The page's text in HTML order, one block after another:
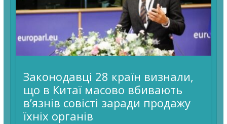
Законодавці 28 країн визнали,
що в Китаї масово вбивають
в’язнів совісті заради продажу
їхніх органів